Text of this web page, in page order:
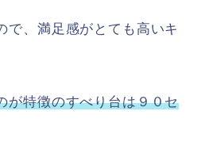
で、満足感がとても高いキ
が特徴のすべり台は９０セ